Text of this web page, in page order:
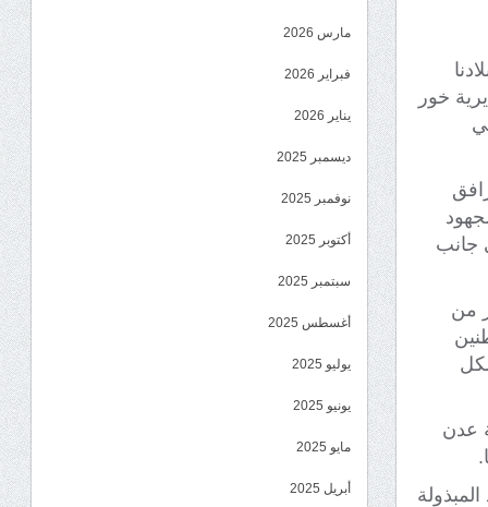
خور
جانب
من
عدن
مارس 2026
فبراير 2026
يناير 2026
ديسمبر 2025
نوفمبر 2025
أكتوبر 2025
سبتمبر 2025
أغسطس 2025
يوليو 2025
يونيو 2025
مايو 2025
أبريل 2025